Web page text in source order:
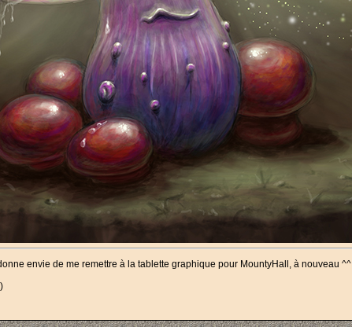
envie de me remettre à la tablette graphique pour MountyHall, à nouveau ^^